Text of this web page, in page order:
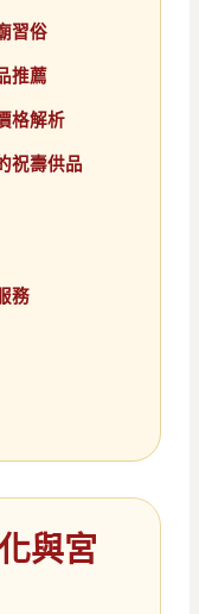
習俗
推薦
格解析
祝壽供品
務
與宮